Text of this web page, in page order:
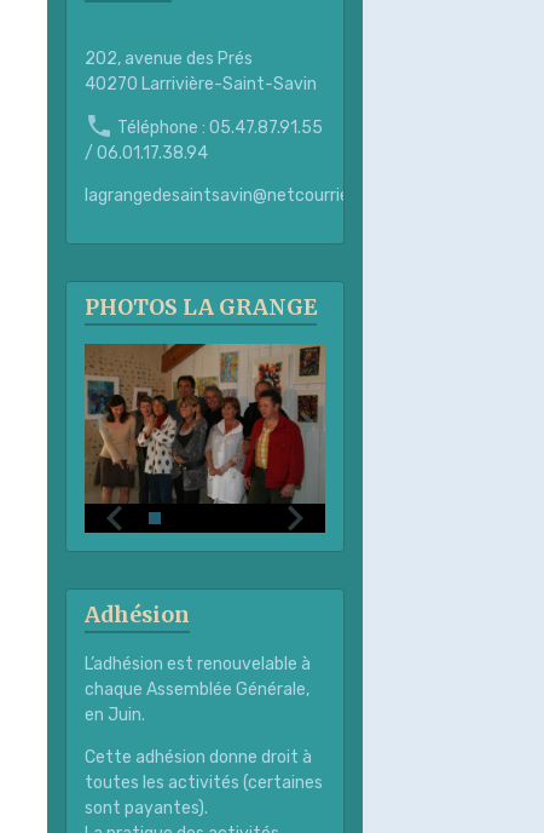
202, avenue des Prés
40270 Larrivière-Saint-Savin
Téléphone : 05.47.87.91.55
/ 06.01.17.38.94
lagrangedesaintsavin@netcourrier.com
PHOTOS LA GRANGE
Adhésion
L’adhésion est renouvelable à
chaque Assemblée Générale,
en Juin.
Cette adhésion donne droit à
toutes les activités (certaines
sont payantes).